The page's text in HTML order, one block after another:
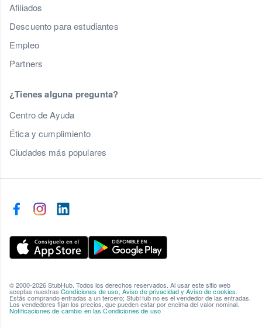
Afiliados
Descuento para estudiantes
Empleo
Partners
¿Tienes alguna pregunta?
Centro de Ayuda
Ética y cumplimiento
Ciudades más populares
© 2000-2026 StubHub. Todos los derechos reservados. Al usar este sitio web
aceptas nuestras Condiciones de uso Aviso de privacidadyAviso de cookies
Estás comprando entradas a un tercero; StubHub no es el vendedor de las entradas.
Los vendedores fijan los precios, que pueden estar por encima del valor nominal.
Notificaciones de cambio en las Condiciones de uso